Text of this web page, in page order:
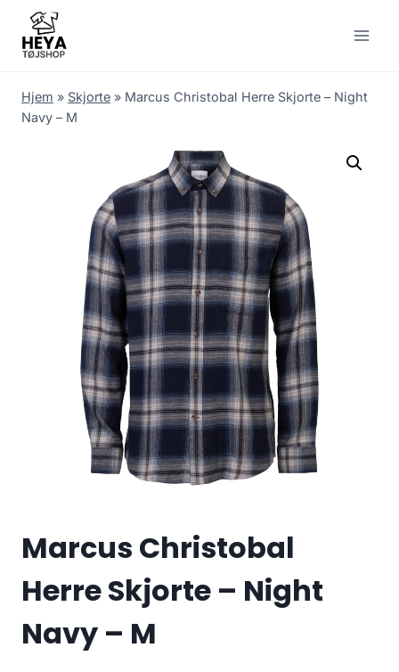
content
Hjem » Skjorte » Marcus Christobal Herre Skjorte – Night
Navy – M
Marcus Christobal
Herre Skjorte – Night
Navy – M